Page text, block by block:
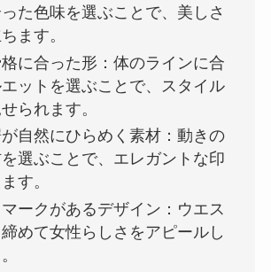
た色味を選ぶことで、美しさ
ます。
に合った形：体のラインに合
ットを選ぶことで、スタイル
られます。
自然にひらめく素材：動きの
選ぶことで、エレガントな印
す。
ークがあるデザイン：ウエス
締めて女性らしさをアピールし